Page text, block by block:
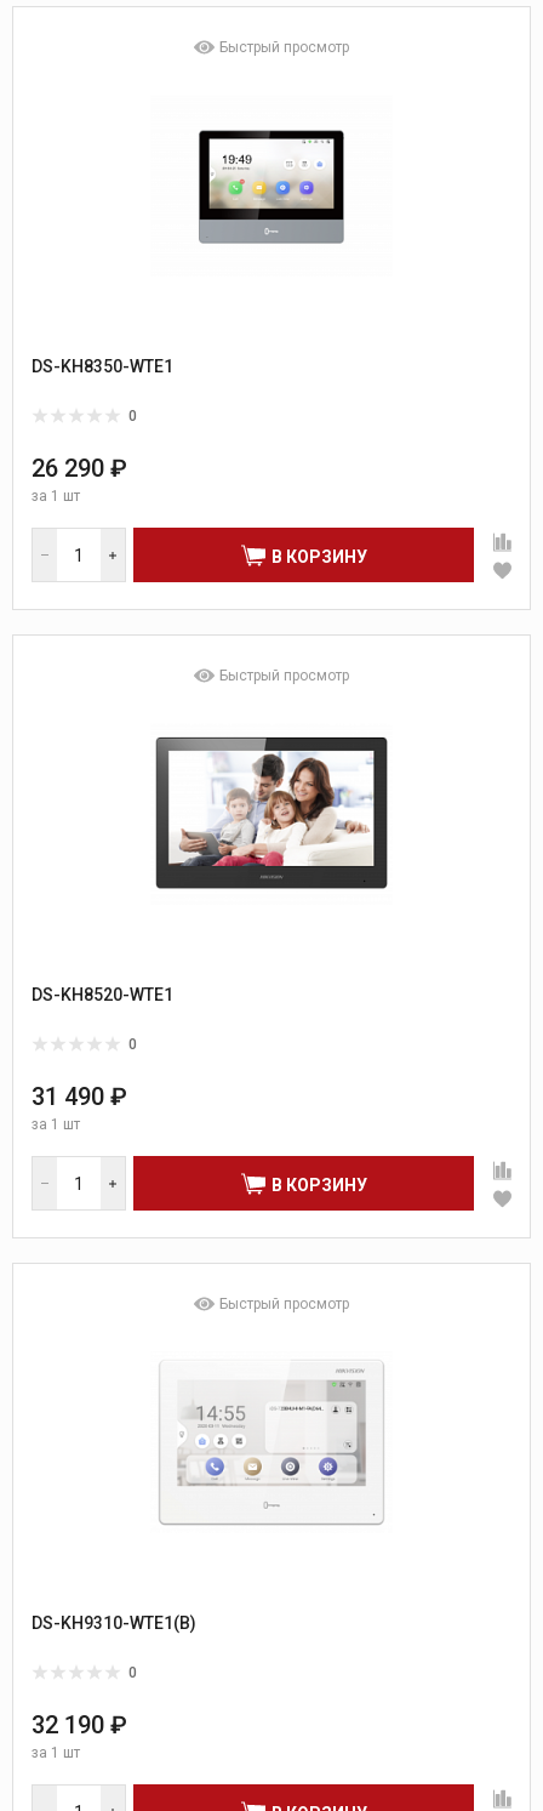
Быстрый просмотр
DS-KH8350-WTE1
0
26 290 ₽
за 1 шт
В КОРЗИНУ
Быстрый просмотр
DS-KH8520-WTE1
0
31 490 ₽
за 1 шт
В КОРЗИНУ
Быстрый просмотр
DS-KH9310-WTE1(B)
0
32 190 ₽
за 1 шт